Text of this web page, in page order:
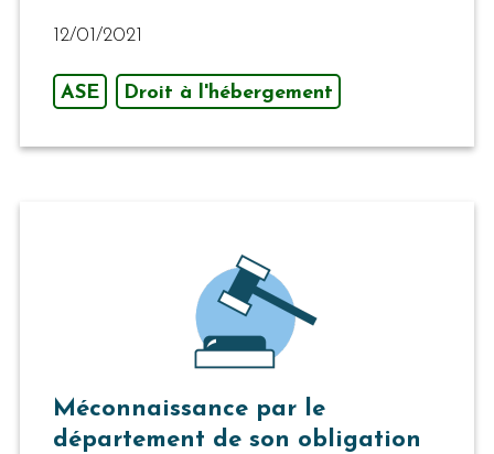
12/01/2021
ASE Droit à l'hébergement
Méconnaissance par le
département de son obligation